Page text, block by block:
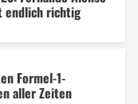
endlich richtig
Formel-1-
aller Zeiten